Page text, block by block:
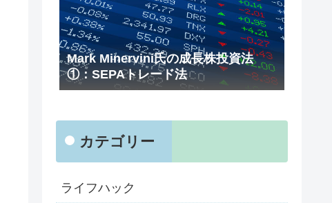
Mark Minervini氏の成長株投資法
①：SEPAトレード法
カテゴリー
ライフハック